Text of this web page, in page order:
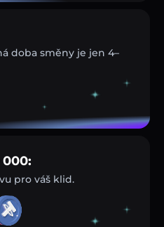
doba směny je jen 4–
000:
pro váš klid.